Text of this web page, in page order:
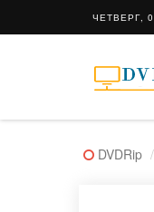
ЧЕТВЕРГ,
DVDRip